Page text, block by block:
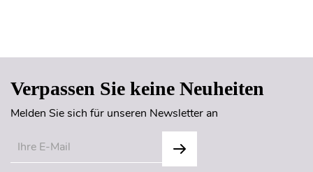
Verpassen Sie keine Neuheiten
Melden Sie sich für unseren Newsletter an